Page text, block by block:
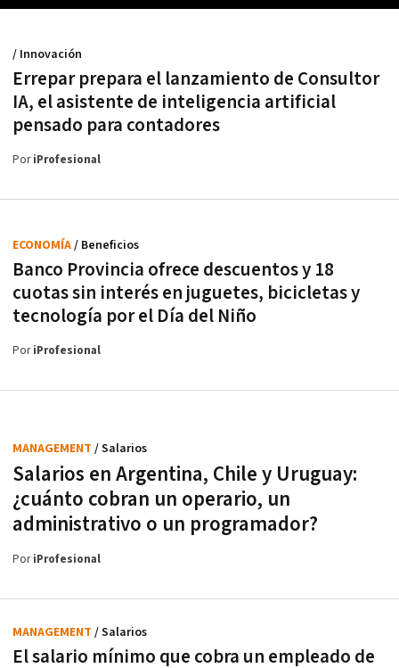
Errepar prepara el lanzamiento de Consultor
IA, el asistente de inteligencia artificial
pensado para contadores
/ Innovación
PoriProfesional
Banco Provincia ofrece descuentos y 18
cuotas sin interés en juguetes, bicicletas y
tecnología por el Día del Niño
ECONOMÍA/ Beneficios
PoriProfesional
Salarios en Argentina, Chile y Uruguay:
¿cuánto cobran un operario, un
administrativo o un programador?
MANAGEMENT / Salarios
PoriProfesional
El salario mínimo que cobra un empleado de
MANAGEMENT / Salarios